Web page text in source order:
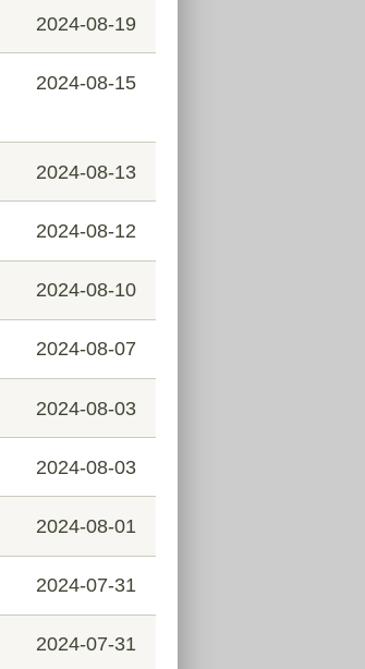
2024-08-19
2024-08-15
2024-08-13
2024-08-12
2024-08-10
2024-08-07
2024-08-03
2024-08-03
2024-08-01
2024-07-31
2024-07-31